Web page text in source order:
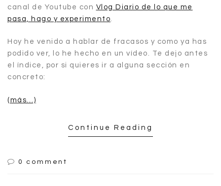
canal de Youtube con Vlog Diario de lo que me
pasa, hago y experimento
Hoy he venido a hablar de fracasos y como ya has
podido ver, lo he hecho en un vídeo. Te dejo antes
el índice, por si quieres ir a alguna sección en
concreto:
(más…)
Continue Reading
0 comment